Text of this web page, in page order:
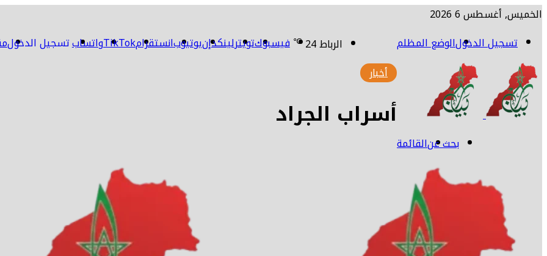
الخميس, أغسطس 6 2026
تسجيل الدخولواتسابTikTokانستقراميوتيوبلينكدإنتويترفيسبوك الرباط24
℃ الوضع المظلمتسجيل الدخول
القائمةبحث عن
أخبار
أسراب الجراد